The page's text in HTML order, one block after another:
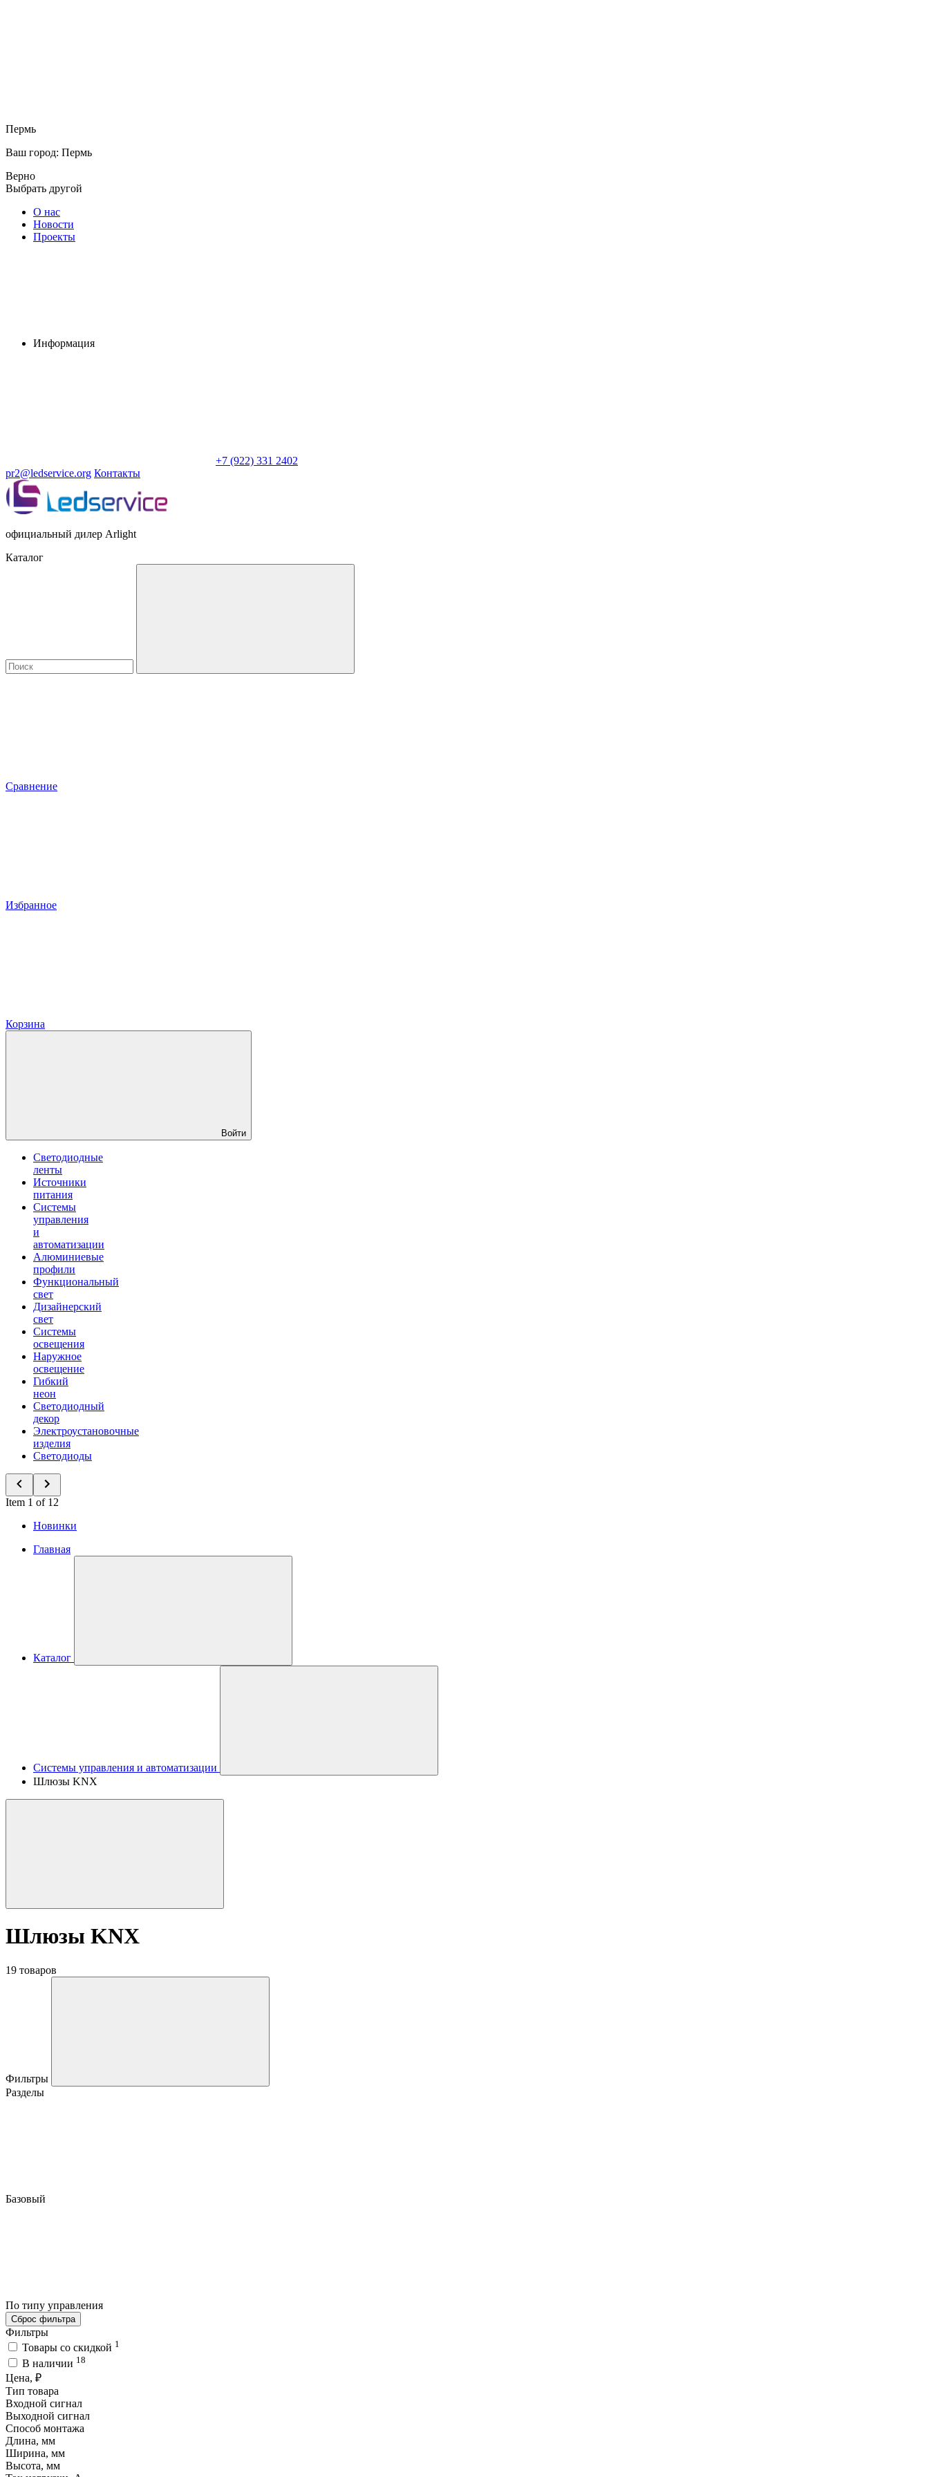
Пермь
Ваш город: Пермь
Верно
Выбрать другой
О нас
Новости
Проекты
Информация
+7 (922) 331 2402
pr2@ledservice.org Контакты
официальный дилер Arlight
Каталог
Сравнение
Избранное
Корзина
Войти
Светодиодные
ленты
Источники
питания
Системы
управления
и
автоматизации
Алюминиевые
профили
Функциональный
свет
Дизайнерский
свет
Системы
освещения
Наружное
освещение
Гибкий
неон
Светодиодный
декор
Электроустановочные
изделия
Светодиоды
Item 1 of 12
Новинки
Главная
Каталог
Системы управления и автоматизации
Шлюзы KNX
Шлюзы KNX
19 товаров
Фильтры
Разделы
Базовый
По типу управления
Сброс фильтра
Фильтры
Товары со скидкой 1
В наличии 18
Цена, ₽
Тип товара
Входной сигнал
Выходной сигнал
Способ монтажа
Длина, мм
Ширина, мм
Высота, мм